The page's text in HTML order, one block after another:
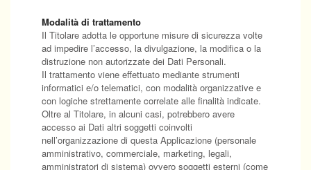
Modalità di trattamento
Il Titolare adotta le opportune misure di sicurezza volte
ad impedire l’accesso, la divulgazione, la modifica o la
distruzione non autorizzate dei Dati Personali.
Il trattamento viene effettuato mediante strumenti
informatici e/o telematici, con modalità organizzative e
con logiche strettamente correlate alle finalità indicate.
Oltre al Titolare, in alcuni casi, potrebbero avere
accesso ai Dati altri soggetti coinvolti
nell’organizzazione di questa Applicazione (personale
amministrativo, commerciale, marketing, legali,
amministratori di sistema) ovvero soggetti esterni (come